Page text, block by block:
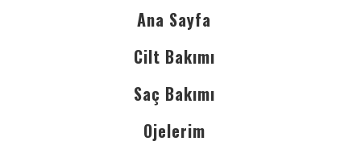
Ana Sayfa
Cilt Bakımı
Saç Bakımı
Ojelerim